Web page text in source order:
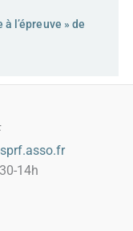
l’épreuve » de
14h